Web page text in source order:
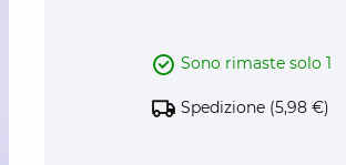
Sono rimaste solo 1
Spedizione (5,98 €)